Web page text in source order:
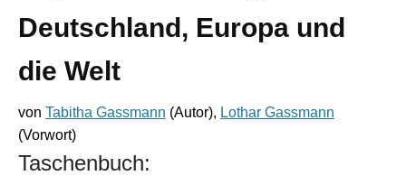
Deutschland, Europa und
die Welt
von Tabitha Gassmann (Autor), Lothar Gassmann
(Vorwort)
Taschenbuch: